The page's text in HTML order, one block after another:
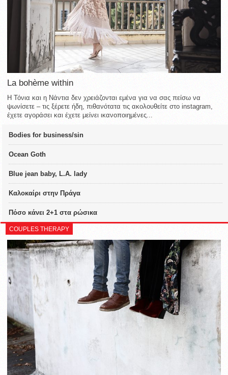
La bohème within
Η Τόνια και η Νάντια δεν χρειάζονται εμένα για να σας πείσω να
ψωνίσετε – τις ξέρετε ήδη, πιθανότατα τις ακολουθείτε στο instagram,
έχετε αγοράσει και έχετε μείνει ικανοποιημένες...
Bodies for business/sin
Ocean Goth
Blue jean baby, L.A. lady
Καλοκαίρι στην Πράγα
Πόσο κάνει 2+1 στα ρώσικα
COUPLES THERAPY